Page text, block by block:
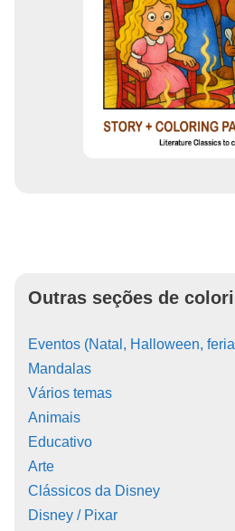
Outras seções de
Eventos (Natal, Halloween,
Mandalas
Vários temas
Animais
Educativo
Arte
Clássicos da Disney
Disney / Pixar